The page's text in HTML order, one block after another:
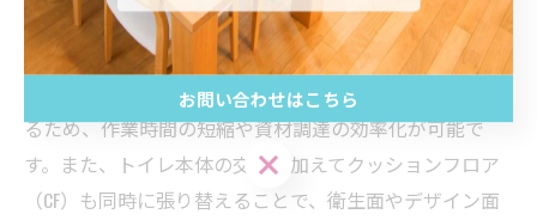
化とコスト削減が実現しやすく、経済的なメリットが大
きくなります。単独でのトイレリフォームと比べて、2棟
同時施工では施工業者が一度にまとめて工事を進められ
るため、作業時間の短縮や資材調達の効率化が可能で
す。また、トイレ本体の交換に加えてクッションフロア
（CF）も同時に張り替えることで、衛生面やデザイン面
お問い合わせはこちら
お問い合わせはこちら